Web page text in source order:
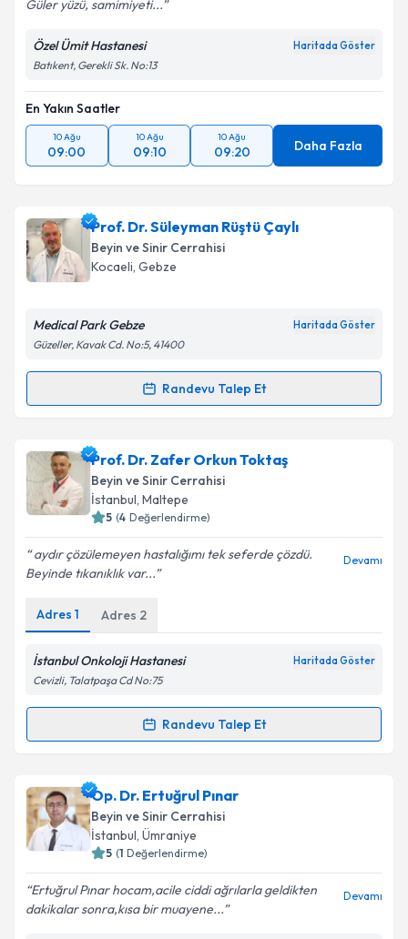
Güler yüzü, samimiyeti...
Özel Ümit Hastanesi Haritada Göster
Batıkent, Gerekli Sk. No:13
En Yakın Saatler
10 Ağu
09:00
10 Ağu
09:10
10 Ağu
09:20 Daha Fazla
Prof. Dr. Süleyman Rüştü Çaylı
Beyin ve Sinir Cerrahisi
Kocaeli, Gebze
Medical Park Gebze Haritada Göster
Güzeller, Kavak Cd. No:5, 41400
Randevu Talep Et
Randevu Takvimi Talebi
Prof. Dr. Süleyman Rüştü Çaylıiçin randevu takvimi
talebi oluşturun. Size bu uzmandan randevu almanız
için bir takvim hazırlandığında e-posta ile
bilgilendireceğiz.
E-posta Adresiniz
Kişisel verilerimin işlenmesine ilişkinAydınlatma
Metni'ni okudum ve kişisel verilerimin belirtilen
kapsamda işlenmesini kabul ediyorum.
Takvim Talebini Gönder
Prof. Dr. Zafer Orkun Toktaş
Beyin ve Sinir Cerrahisi
İstanbul, Maltepe
5 (4 Değerlendirme)
aydır çözülemeyen hastalığımı tek seferde çözdü.
Beyinde tıkanıklık var...
Devamı
Adres 1 Adres 2
İstanbul Onkoloji Hastanesi Haritada Göster
Cevizli, Talatpaşa Cd No:75
Randevu Talep Et
Randevu Takvimi Talebi
Prof. Dr. Zafer Orkun Toktaş
talebi oluşturun. Size bu uzmandan randevu almanız
için bir takvim hazırlandığında e-posta ile
bilgilendireceğiz.
E-posta Adresiniz
Op. Dr. Ertuğrul Pınar
Beyin ve Sinir Cerrahisi
İstanbul, Ümraniye
5 (1 Değerlendirme)
Ertuğrul Pınar hocam,acile ciddi ağrılarla geldikten
dakikalar sonra,kısa bir muayene...
Devamı